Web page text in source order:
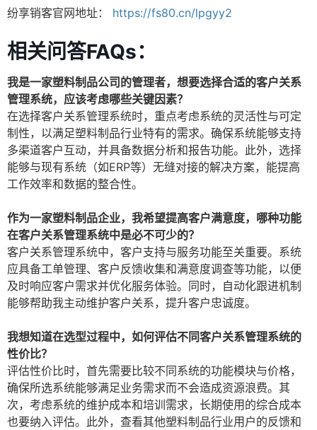
纷享销客官网地址： https://fs80.cn/lpgyy2
相关问答FAQs：
我是一家塑料制品公司的管理者，想要选择合适的客户关系
管理系统，应该考虑哪些关键因素？
在选择客户关系管理系统时，重点考虑系统的灵活性与可定
制性，以满足塑料制品行业特有的需求。确保系统能够支持
多渠道客户互动，并具备数据分析和报告功能。此外，选择
能够与现有系统（如ERP等）无缝对接的解决方案，能提高
工作效率和数据的整合性。
作为一家塑料制品企业，我希望提高客户满意度，哪种功能
在客户关系管理系统中是必不可少的？
客户关系管理系统中，客户支持与服务功能至关重要。系统
应具备工单管理、客户反馈收集和满意度调查等功能，以便
及时响应客户需求并优化服务体验。同时，自动化跟进机制
能够帮助我主动维护客户关系，提升客户忠诚度。
我想知道在选型过程中，如何评估不同客户关系管理系统的
性价比？
评估性价比时，首先需要比较不同系统的功能模块与价格，
确保所选系统能够满足业务需求而不会造成资源浪费。其
次，考虑系统的维护成本和培训需求，长期使用的综合成本
也要纳入评估。此外，查看其他塑料制品行业用户的反馈和